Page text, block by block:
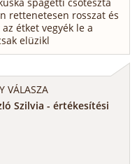
rettenetesen rosszat és
étket vegyék le a
elüzikl
VÁLASZA
Szilvia - értékesítési